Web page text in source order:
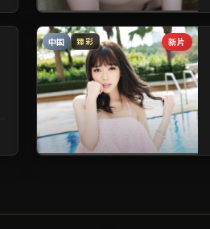
新片
中国 臻彩